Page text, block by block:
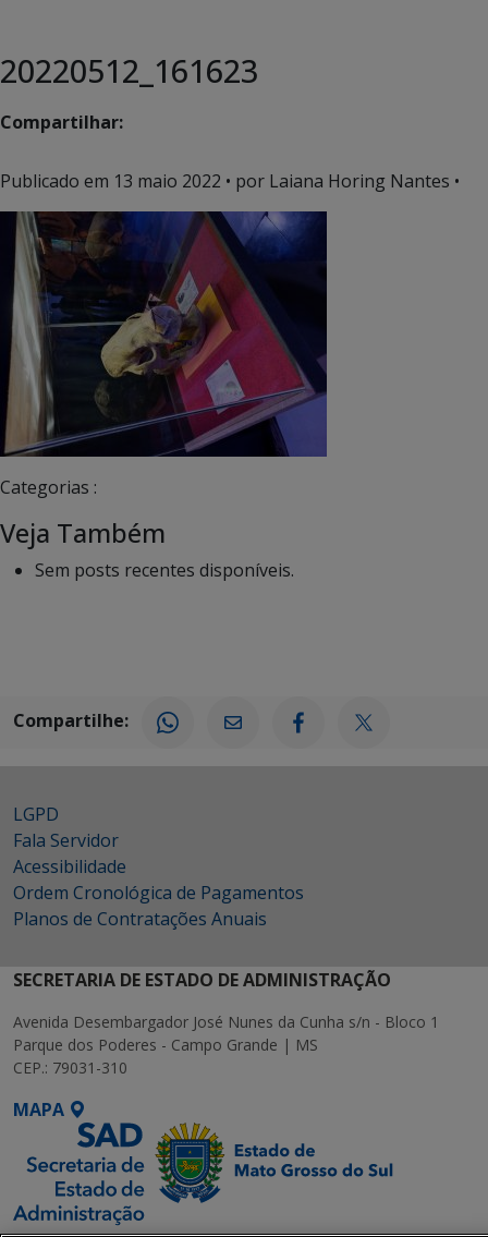
20220512_161623
Compartilhar:
Publicado em 13 maio 2022 • por Laiana Horing Nantes •
Categorias :
Veja Também
Sem posts recentes disponíveis.
Compartilhe:
LGPD
Fala Servidor
Acessibilidade
Ordem Cronológica de Pagamentos
Planos de Contratações Anuais
SECRETARIA DE ESTADO DE ADMINISTRAÇÃO
Avenida Desembargador José Nunes da Cunha s/n - Bloco 1
Parque dos Poderes - Campo Grande | MS
CEP.: 79031-310
MAPA